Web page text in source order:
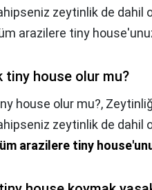
zeytinlik de dahil
arazilere tiny
tiny house olur mu?
house olur mu?,
zeytinlik de dahil
arazilere tiny